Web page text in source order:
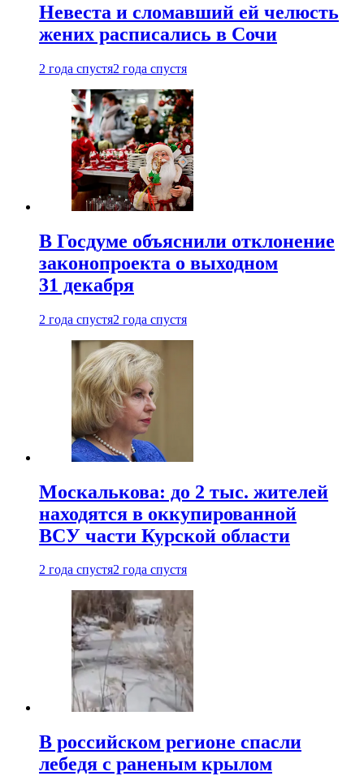
Невеста и сломавший ей челюсть
жених расписались в Сочи
2 года спустя2 года спустя
В Госдуме объяснили отклонение
законопроекта о выходном
31 декабря
2 года спустя2 года спустя
Москалькова: до 2 тыс. жителей
находятся в оккупированной
ВСУ части Курской области
2 года спустя2 года спустя
В российском регионе спасли
лебедя с раненым крылом